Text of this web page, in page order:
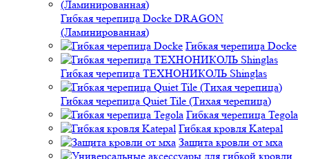
Гибкая черепица Docke DRAGON
(Ламинированная)
Гибкая черепица Docke
Гибкая черепица ТЕХНОНИКОЛЬ Shinglas
Гибкая черепица Quiet Tile (Тихая черепица)
Гибкая черепица Tegola
Гибкая кровля Katepal
Защита кровли от мха